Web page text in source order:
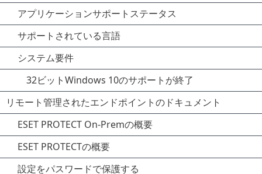
アプリケーションサポートステータス
サポートされている言語
システム要件
32ビットWindows 10のサポートが終了
リモート管理されたエンドポイントのドキュメント
ESET PROTECT On-Premの概要
ESET PROTECTの概要
設定をパスワードで保護する